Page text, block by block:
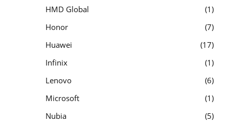
HMD Global
1
Honor
7
Huawei
17
Infinix
1
Lenovo
6
Microsoft
1
Nubia
5